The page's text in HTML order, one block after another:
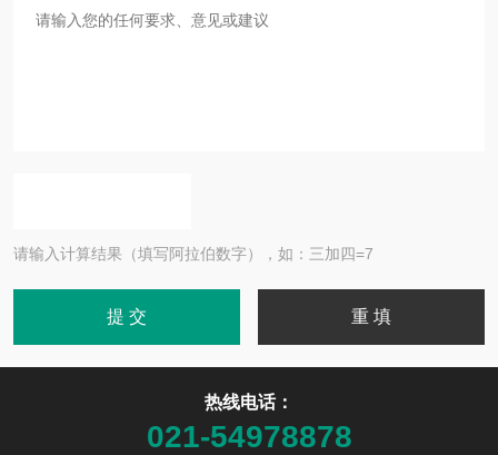
请输入计算结果（填写阿拉伯数字），如：三加四=7
热线电话：
021-54978878